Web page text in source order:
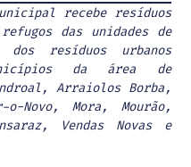
recebe resíduos
das unidades de
dos resíduos urbanos
da área de
Arraiolos Borba,
o-Novo, Mora, Mourão,
Vendas Novas e